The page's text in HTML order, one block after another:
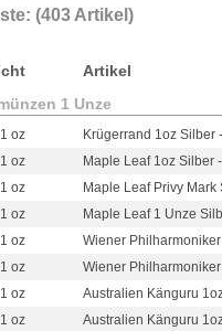
(403 Artikel)
Artikel
1 Unze
1 oz
Krügerrand 1oz Silber
1 oz
Maple Leaf 1oz Silber
1 oz
Maple Leaf Privy
1 oz
Maple Leaf 1 Unze
1 oz
Wiener
1 oz
Wiener
1 oz
Australien Känguru
1 oz
Australien Känguru